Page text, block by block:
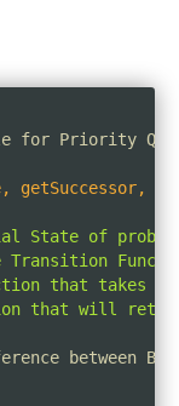
for Priority
State of
that takes
that will
between BFS